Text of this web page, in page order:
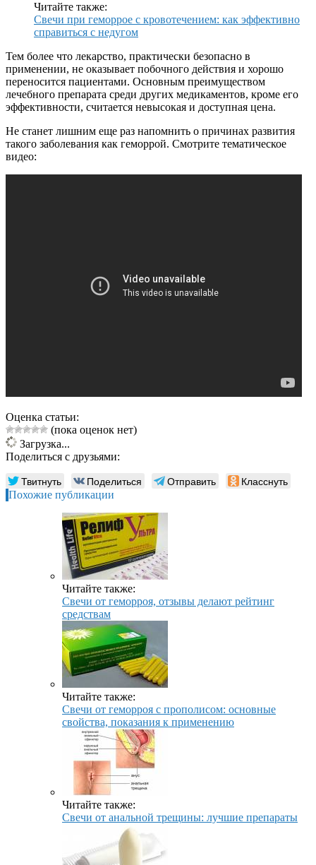
Читайте также:
Свечи при геморрое с кровотечением: как эффективно
справиться с недугом
Тем более что лекарство, практически безопасно в
применении, не оказывает побочного действия и хорошо
переносится пациентами. Основным преимуществом
лечебного препарата среди других медикаментов, кроме его
эффективности, считается невысокая и доступная цена.
Не станет лишним еще раз напомнить о причинах развития
такого заболевания как геморрой. Смотрите тематическое
видео:
Оценка статьи:
(пока оценок нет)
Загрузка...
Поделиться с друзьями:
Твитнуть Поделиться Отправить Класснуть
Похожие публикации
Читайте также:
Свечи от геморроя, отзывы делают рейтинг
средствам
Читайте также:
Свечи от геморроя с прополисом: основные
свойства, показания к применению
Читайте также:
Свечи от анальной трещины: лучшие препараты